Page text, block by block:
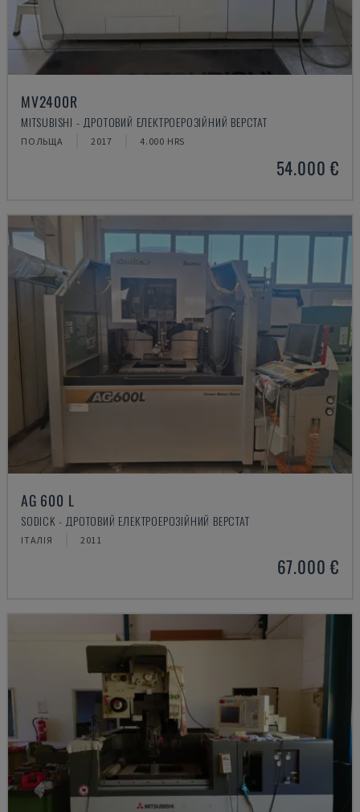
MV2400R
MITSUBISHI - ДРОТОВИЙ ЕЛЕКТРОЕРОЗІЙНИЙ ВЕРСТАТ
ПОЛЬЩА 2017 4.000 HRS
54.000 €
AG 600 L
SODICK - ДРОТОВИЙ ЕЛЕКТРОЕРОЗІЙНИЙ ВЕРСТАТ
ІТАЛІЯ 2011
67.000 €